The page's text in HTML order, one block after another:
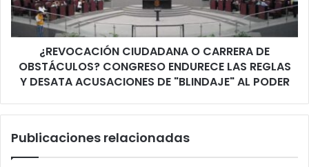
CONGRESO
ENDURECE
LAS
REGLAS
DESATA
DE
AL
¿REVOCACIÓN CIUDADANA O CARRERA DE
OBSTÁCULOS? CONGRESO ENDURECE LAS REGLAS
Y DESATA ACUSACIONES DE "BLINDAJE" AL PODER
Publicaciones relacionadas